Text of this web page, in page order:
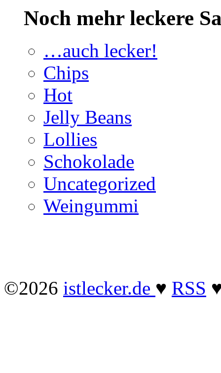
Noch mehr leckere
…auch lecker!
Chips
Hot
Jelly Beans
Lollies
Schokolade
Uncategorized
Weingummi
©2026 istlecker.de ♥ RSS